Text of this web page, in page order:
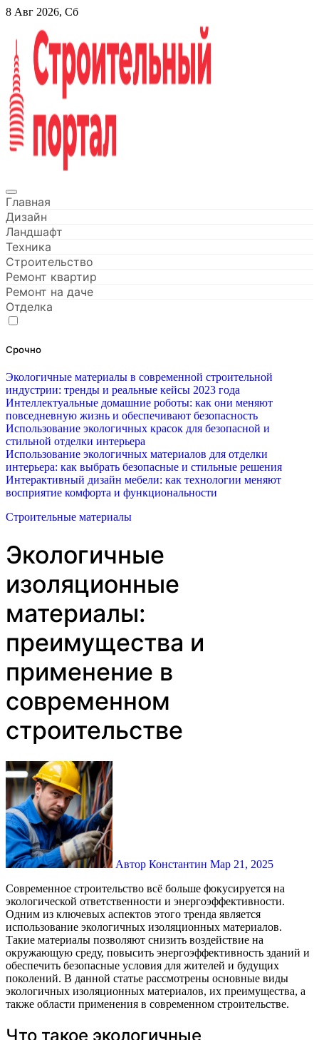
Перейти
содержанию
8 Авг 2026, Сб
Строительный портал
Главная
Дизайн
Ландшафт
Техника
Строительство
Ремонт квартир
Ремонт на даче
Отделка
Срочно
Экологичные материалы в современной строительной
индустрии: тренды и реальные кейсы 2023 года
Интеллектуальные домашние роботы: как они меняют
повседневную жизнь и обеспечивают безопасность
Использование экологичных красок для безопасной и
стильной отделки интерьера
Использование экологичных материалов для отделки
интерьера: как выбрать безопасные и стильные решения
Интерактивный дизайн мебели: как технологии меняют
восприятие комфорта и функциональности
Строительные материалы
Экологичные
изоляционные
материалы:
преимущества и
применение в
современном
строительстве
Автор Константин Мар 21, 2025
Современное строительство всё больше фокусируется на
экологической ответственности и энергоэффективности.
Одним из ключевых аспектов этого тренда является
использование экологичных изоляционных материалов.
Такие материалы позволяют снизить воздействие на
окружающую среду, повысить энергоэффективность зданий и
обеспечить безопасные условия для жителей и будущих
поколений. В данной статье рассмотрены основные виды
экологичных изоляционных материалов, их преимущества, а
также области применения в современном строительстве.
Что такое экологичные